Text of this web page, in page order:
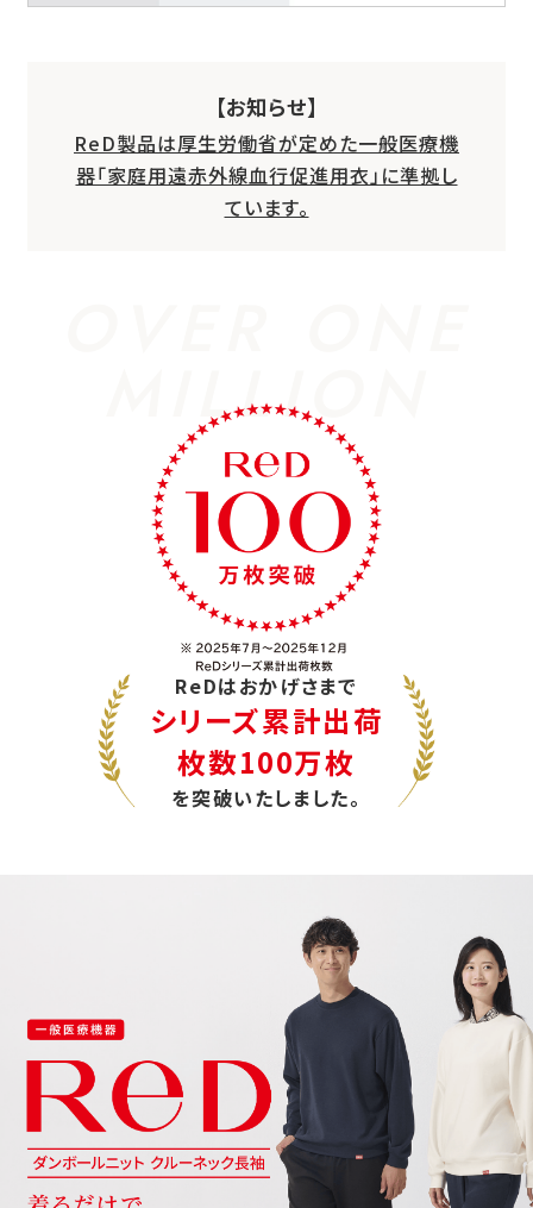
【お知らせ】
ReD製品は厚生労働省が定めた一般医療機
器「家庭用遠赤外線血行促進用衣」に準拠し
ています。
MILLION
ReDはおかげさまで
シリーズ累計出荷
枚数100万枚
を突破いたしました。